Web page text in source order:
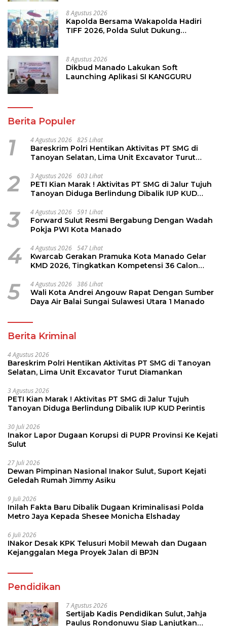
8 Agustus 2026
Kapolda Bersama Wakapolda Hadiri
TIFF 2026, Polda Sulut Dukung
8 Agustus 2026
Dikbud Manado Lakukan Soft
Launching Aplikasi SI KANGGURU
Berita Populer
1 4 Agustus 2026 825 Lihat
Bareskrim Polri Hentikan Aktivitas PT SMG di
Tanoyan Selatan, Lima Unit Excavator Turut
2 3 Agustus 2026 603 Lihat
PETI Kian Marak ! Aktivitas PT SMG di Jalur Tujuh
Tanoyan Diduga Berlindung Dibalik IUP KUD
3 4 Agustus 2026 591 Lihat
Forward Sulut Resmi Bergabung Dengan Wadah
Pokja PWI Kota Manado
4 4 Agustus 2026 547 Lihat
Kwarcab Gerakan Pramuka Kota Manado Gelar
KMD 2026, Tingkatkan Kompetensi 36 Calon
5 4 Agustus 2026 386 Lihat
Wali Kota Andrei Angouw Rapat Dengan Sumber
Daya Air Balai Sungai Sulawesi Utara 1 Manado
Berita Kriminal
4 Agustus 2026
Bareskrim Polri Hentikan Aktivitas PT SMG di Tanoyan
Selatan, Lima Unit Excavator Turut Diamankan
3 Agustus 2026
PETI Kian Marak ! Aktivitas PT SMG di Jalur Tujuh
Tanoyan Diduga Berlindung Dibalik IUP KUD Perintis
30 Juli 2026
Inakor Lapor Dugaan Korupsi di PUPR Provinsi Ke Kejati
Sulut
27 Juli 2026
Dewan Pimpinan Nasional Inakor Sulut, Suport Kejati
Geledah Rumah Jimmy Asiku
9 Juli 2026
Inilah Fakta Baru Dibalik Dugaan Kriminalisasi Polda
Metro Jaya Kepada Shesee Monicha Elshaday
6 Juli 2026
INakor Desak KPK Telusuri Mobil Mewah dan Dugaan
Kejanggalan Mega Proyek Jalan di BPJN
Pendidikan
7 Agustus 2026
Sertijab Kadis Pendidikan Sulut, Jahja
Paulus Rondonuwu Siap Lanjutkan